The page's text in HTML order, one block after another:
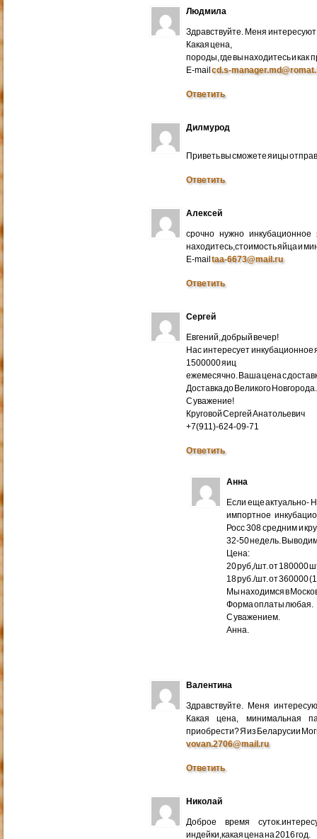
Людмила
Здравствуйте. Меня
Какая цена,
породы, где вы находитесь и как
E-mailcd.s-
Ответить
Дилмурод
Приветь вы сможете яицы
Ответить
Алексей
срочно нужно
находитесь,стоимость яйца и
E-mailtaa-6673@mail.ru
Ответить
Сергей
Евгений, добрый вечер!
Нас интересует инкубационное
1500000 яиц
ежемесячно. Ваша цена с
Доставка до Великого Новгорода.
С уважение!
Круговой Сергей Анатольевич
+7(911)-624-09-71
Ответить
Анна
Если еще актуально-
импортное
Росс 308 средним и
32-50 недель.
Цена:
20 руб,/шт. от 180000
18 руб./шт. от 360000
Мы находимся в
Форма оплаты любая.
С уважением.
Анна.
Валентина
Здравствуйте. Меня
Какая цена, минимальная
приобрести? Я из Беларусии
vovan.2706@mail.ru
Ответить
Николай
Доброе время
индейки,какая цена на 2016 год.